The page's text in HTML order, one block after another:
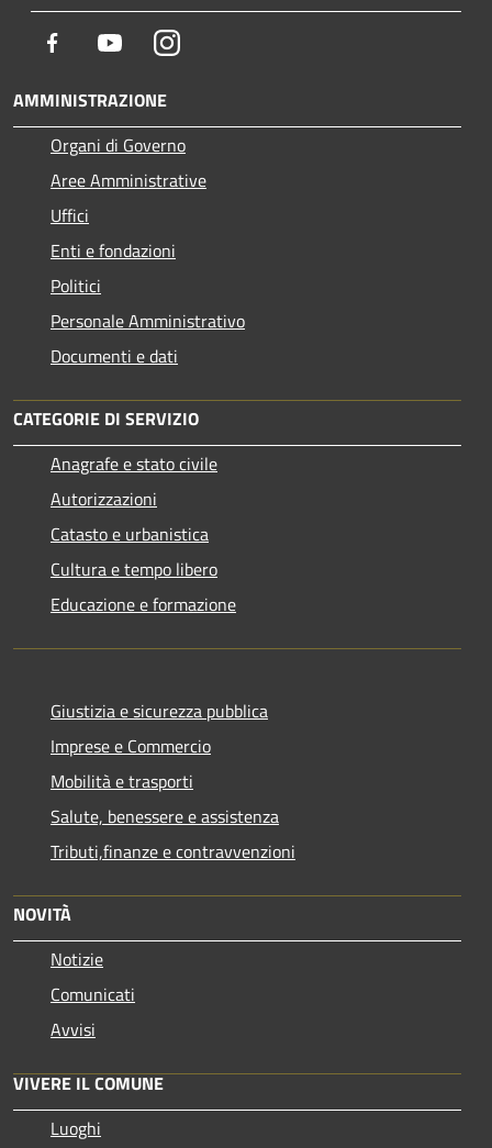
Facebook YoutubeInstagram
AMMINISTRAZIONE
Organi di Governo
Aree Amministrative
Uffici
Enti e fondazioni
Politici
Personale Amministrativo
Documenti e dati
CATEGORIE DI SERVIZIO
Anagrafe e stato civile
Autorizzazioni
Catasto e urbanistica
Cultura e tempo libero
Educazione e formazione
Giustizia e sicurezza pubblica
Imprese e Commercio
Mobilità e trasporti
Salute, benessere e assistenza
Tributi,finanze e contravvenzioni
NOVITÀ
Notizie
Comunicati
Avvisi
VIVERE IL COMUNE
Luoghi